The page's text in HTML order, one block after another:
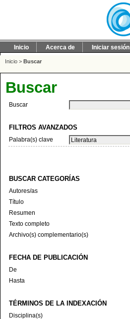
Inicio Acerca de Iniciar sesión
Inicio > Buscar
Buscar
Buscar
FILTROS AVANZADOS
Palabra(s) clave
BUSCAR CATEGORÍAS
Autores/as
Título
Resumen
Texto completo
Archivo(s) complementario(s)
FECHA DE PUBLICACIÓN
De
Hasta
TÉRMINOS DE LA INDEXACIÓN
Disciplina(s)